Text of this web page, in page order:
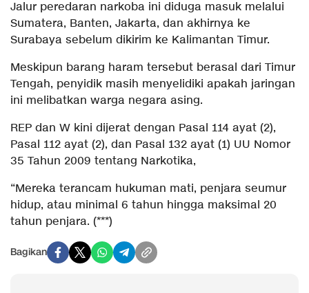
Jalur peredaran narkoba ini diduga masuk melalui
Sumatera, Banten, Jakarta, dan akhirnya ke
Surabaya sebelum dikirim ke Kalimantan Timur.
Meskipun barang haram tersebut berasal dari Timur
Tengah, penyidik masih menyelidiki apakah jaringan
ini melibatkan warga negara asing.
REP dan W kini dijerat dengan Pasal 114 ayat (2),
Pasal 112 ayat (2), dan Pasal 132 ayat (1) UU Nomor
35 Tahun 2009 tentang Narkotika,
“Mereka terancam hukuman mati, penjara seumur
hidup, atau minimal 6 tahun hingga maksimal 20
tahun penjara. (***)
Bagikan